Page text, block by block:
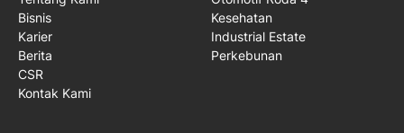
Bisnis
Karier
Berita
CSR
Kontak Kami
Kesehatan
Industrial Estate
Perkebunan